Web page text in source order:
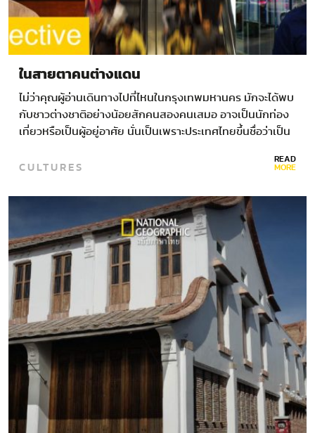
ในสายตาคนต่างแดน
ไม่ว่าคุณผู้อ่านเดินทางไปที่ไหนในกรุงเทพมหานคร มักจะได้พบ
กับชาวต่างชาติอย่างน้อยสักคนสองคนเสมอ อาจเป็นนักท่อง
เที่ยวหรือเป็นผู้อยู่อาศัย นั่นเป็นเพราะประเทศไทยขึ้นชื่อว่าเป็น
แม้ว่าผลการจัดอันดับประเทศที่ดีที่สุดสำหรับคนต่างชาติที่
CULTURES READ
MORE